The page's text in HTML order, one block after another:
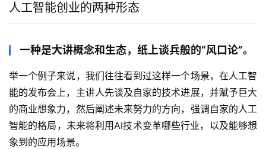
人工智能创业的两种形态
一种是大讲概念和生态，纸上谈兵般的“风口论”。
举一个例子来说，我们往往看到过这样一个场景，在人工智
能的发布会上，主讲人先谈及自家的技术进展，并赋予巨大
的商业想象力，然后阐述未来努力的方向，强调自家的人工
智能的格局，未来将利用AI技术变革哪些行业，以及能够想
象到的应用场景。